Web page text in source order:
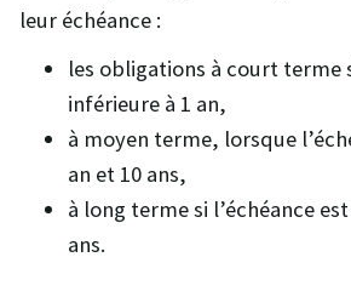
leur échéance :
les obligations à court terme
inférieure à 1 an,
à moyen terme, lorsque
an et 10 ans,
à long terme si l’échéance
ans.